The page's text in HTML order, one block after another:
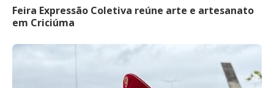
Feira Expressão Coletiva reúne arte e artesanato
em Criciúma